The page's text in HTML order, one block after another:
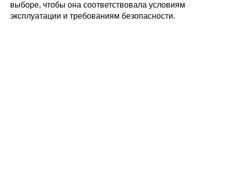
выборе, чтобы она соответствовала условиям
эксплуатации и требованиям безопасности.